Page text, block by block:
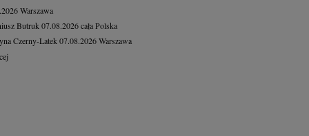
Warszawa
Butruk 07.08.2026cała Polska
Czerny-Latek 07.08.2026Warszawa